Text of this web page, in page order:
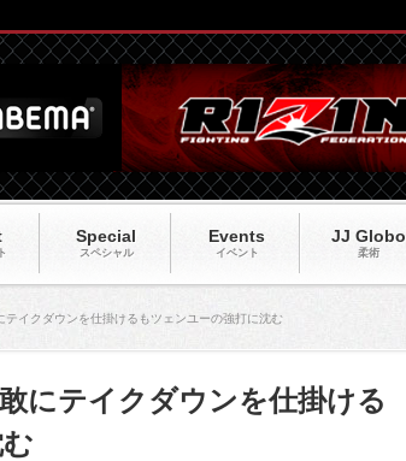
Special
スペシャル
Events
イベント
JJ Globo
柔術
テイクダウンを仕掛けるもツェンユーの強打に沈む
にテイクダウンを仕掛ける